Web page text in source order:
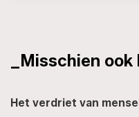
_Misschien
Het verdriet van